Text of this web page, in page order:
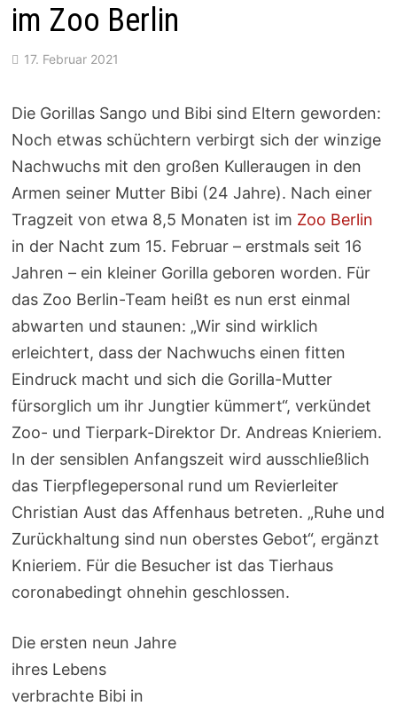
im Zoo Berlin
17. Februar 2021
Die Gorillas Sango und Bibi sind Eltern geworden:
Noch etwas schüchtern verbirgt sich der winzige
Nachwuchs mit den großen Kulleraugen in den
Armen seiner Mutter Bibi (24 Jahre). Nach einer
Tragzeit von etwa 8,5 Monaten ist im Zoo Berlin
in der Nacht zum 15. Februar – erstmals seit 16
Jahren – ein kleiner Gorilla geboren worden. Für
das Zoo Berlin-Team heißt es nun erst einmal
abwarten und staunen: „Wir sind wirklich
erleichtert, dass der Nachwuchs einen fitten
Eindruck macht und sich die Gorilla-Mutter
fürsorglich um ihr Jungtier kümmert“, verkündet
Zoo- und Tierpark-Direktor Dr. Andreas Knieriem.
In der sensiblen Anfangszeit wird ausschließlich
das Tierpflegepersonal rund um Revierleiter
Christian Aust das Affenhaus betreten. „Ruhe und
Zurückhaltung sind nun oberstes Gebot“, ergänzt
Knieriem. Für die Besucher ist das Tierhaus
coronabedingt ohnehin geschlossen.
Die ersten neun Jahre
ihres Lebens
verbrachte Bibi in